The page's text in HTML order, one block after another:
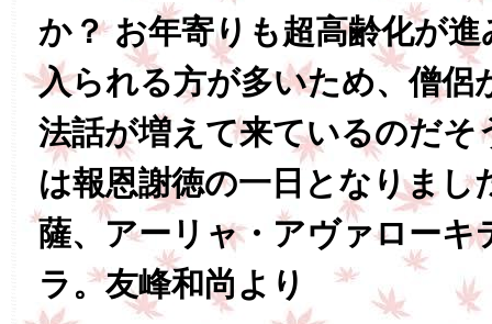
か？ お年寄りも超高齢化が
入られる方が多いため、僧侶
法話が増えて来ているのだそ
は報恩謝徳の一日となりまし
薩、アーリャ・アヴァローキ
ラ。友峰和尚より